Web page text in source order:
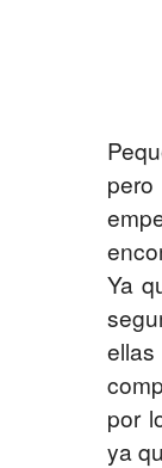
Ya
por
ya